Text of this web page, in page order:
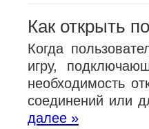
Как открыть
Когда
игру,
необходимость
соединений или
далее »